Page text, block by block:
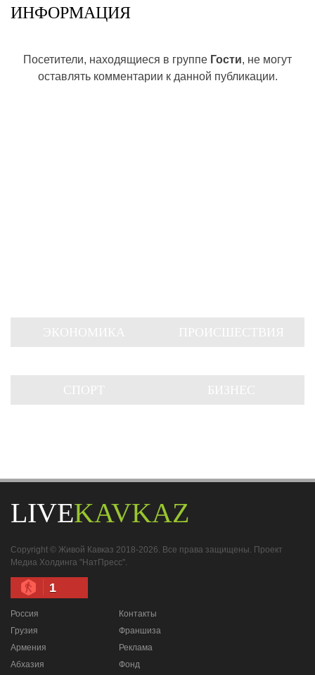
ИНФОРМАЦИЯ
Посетители, находящиеся в группе Гости, не могут
оставлять комментарии к данной публикации.
LIVEKAVKAZ
Copyright © Живой Кавказ 2018-2026. Все права защищены. Проект
Медиа Холдинга "НатПресс".
1
Россия
Грузия
Армения
Абхазия
Контакты
Франшиза
Реклама
Фонд